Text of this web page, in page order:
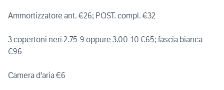
Ammortizzatore ant. €26; POST. compl. €32
3 copertoni neri 2.75-9 oppure 3.00-10 €65; fascia bianca
€96
Camera d'aria €6